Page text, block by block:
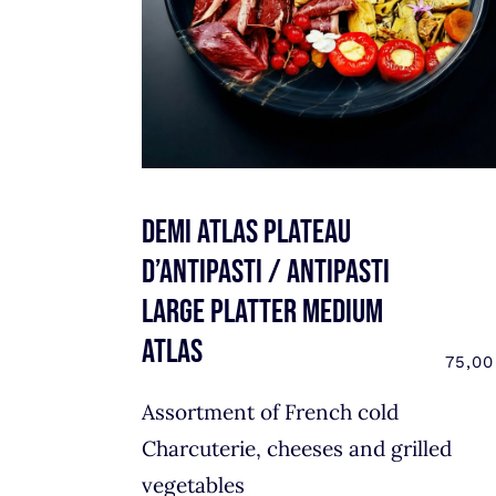
Demi atlas plateau
d’antipasti / Antipasti
large platter Medium
atlas
Assortment of French cold
Charcuterie, cheeses and grilled
vegetables